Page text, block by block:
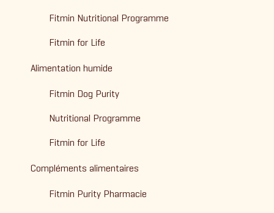
Fitmin Nutritional Programme
Fitmin for Life
Alimentation humide
Fitmin Dog Purity
Nutritional Programme
Fitmin for Life
Compléments alimentaires
Fitmin Purity Pharmacie